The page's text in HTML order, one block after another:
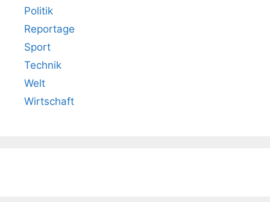
Politik
Reportage
Sport
Technik
Welt
Wirtschaft